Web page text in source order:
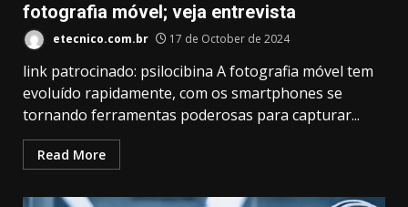
fotografia móvel; veja entrevista
etecnico.com.br 17 de October de 2024
link patrocinado: psilocibina A fotografia móvel tem
evoluído rapidamente, com os smartphones se
tornando ferramentas poderosas para capturar...
Read More